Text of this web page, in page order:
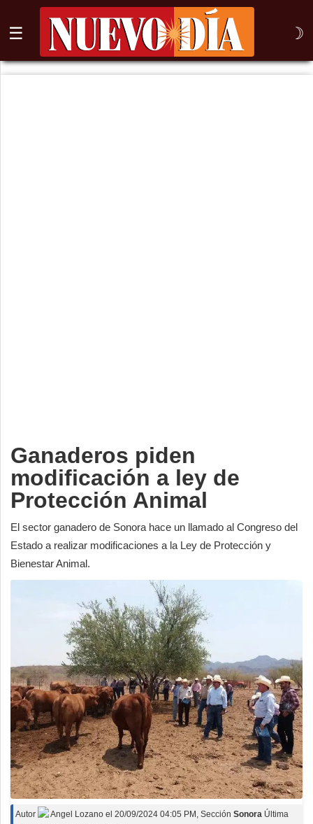
☰ ☽
⌕
Ganaderos piden
modificación a ley de
Protección Animal
El sector ganadero de Sonora hace un llamado al Congreso del
Estado a realizar modificaciones a la Ley de Protección y
Bienestar Animal.
Autor Angel Lozano el 20/09/2024 04:05 PM , Sección Sonora Última